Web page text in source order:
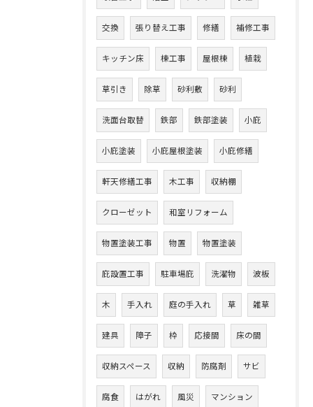
交換 張り替え工事 修繕 補修工事
キッチン床 棟工事 屋根棟 植栽
草引き 除草 砂利敷 砂利
洗面台取替 鉄部 鉄部塗装 小庇
小庇塗装 小庇屋根塗装 小庇修繕
軒天修繕工事 木工事 収納棚
クローゼット 和室リフォーム
物置塗装工事 物置 物置塗装
庇設置工事 駐車場庇 洗濯物 波板
木 手入れ 庭の手入れ 草 雑草
建具 障子 枠 応接間 床の間
収納スペース 収納 防腐剤 サビ
腐食 はがれ 風災 マンション